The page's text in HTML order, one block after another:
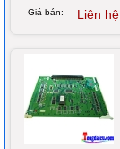
Giá bán: Liên hệ